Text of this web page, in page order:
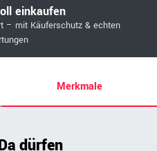
einkaufen
– mit Käuferschutz & echten
Merkmale
dürfen